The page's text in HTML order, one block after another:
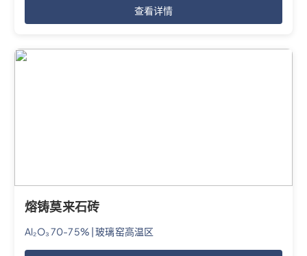
查看详情
熔铸莫来石砖
Al₂O₃ 70-75% | 玻璃窑高温区